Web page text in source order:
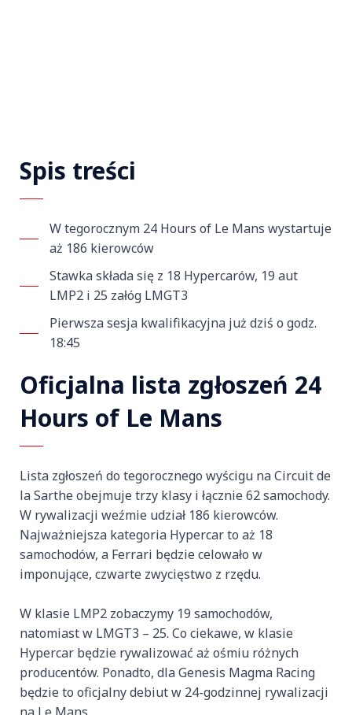
Spis treści
W tegorocznym 24 Hours of Le Mans wystartuje
aż 186 kierowców
Stawka składa się z 18 Hypercarów, 19 aut
LMP2 i 25 załóg LMGT3
Pierwsza sesja kwalifikacyjna już dziś o godz.
18:45
Oficjalna lista zgłoszeń 24
Hours of Le Mans
Lista zgłoszeń do tegorocznego wyścigu na Circuit de
la Sarthe obejmuje trzy klasy i łącznie 62 samochody.
W rywalizacji weźmie udział 186 kierowców.
Najważniejsza kategoria Hypercar to aż 18
samochodów, a Ferrari będzie celowało w
imponujące, czwarte zwycięstwo z rzędu.
W klasie LMP2 zobaczymy 19 samochodów,
natomiast w LMGT3 – 25. Co ciekawe, w klasie
Hypercar będzie rywalizować aż ośmiu różnych
producentów. Ponadto, dla Genesis Magma Racing
będzie to oficjalny debiut w 24-godzinnej rywalizacji